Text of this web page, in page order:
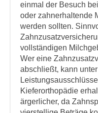
einmal der Besuch
oder zahnerhaltende
werden sollten.
vollständigen
Wer eine
abschließt, kann
Kieferorthopädie
ärgerlicher, da